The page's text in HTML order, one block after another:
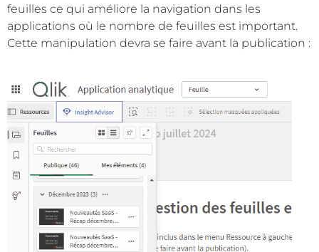
feuilles ce qui améliore la navigation dans les
applications où le nombre de feuilles est important.
Cette manipulation devra se faire avant la publication :